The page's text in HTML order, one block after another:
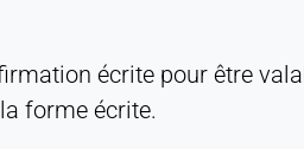
écrite pour être
forme écrite.